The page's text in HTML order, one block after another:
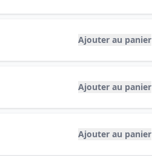
Ajouter au panier
Ajouter au panier
Ajouter au panier